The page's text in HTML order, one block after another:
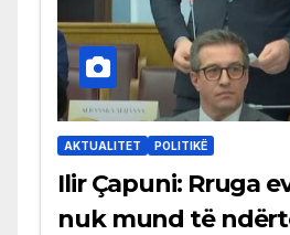
AKTUALITET POLITIKË
Ilir Çapuni: Rruga
nuk mund të